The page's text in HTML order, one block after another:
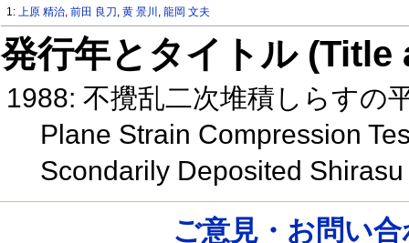
1:上原 精治,前田 良刀,黄 景川 ,龍岡 文夫
発行年とタイトル
1988: 不攪乱二次堆積しらすの
Plane Strain Compression
Scondarily Deposited
ご意見・お問い